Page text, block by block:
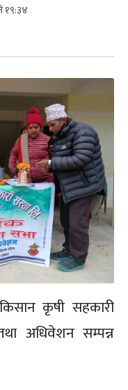
१९:३४
कृषी सहकारी
अधिवेशन सम्पन्न